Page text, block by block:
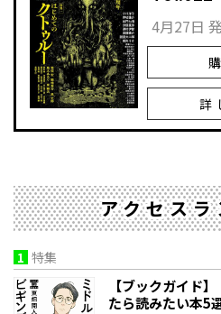
4月27日
詳
アクセス
1 特集
【ブックガイド
たら読みたい本5